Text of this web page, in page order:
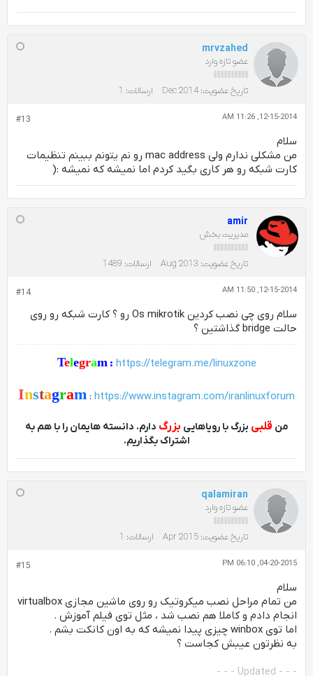
mrvzahed
عضو تازه وارد
تاریخ عضویت: Dec 2014 ارسالات: 1
#13 12-15-2014, 11:26 AM
سلام
من مشکلی ندارم ولی mac address رو نم یتونم ببینم تنظیمات
کارت شبکه رو هر کاری بگید کردم اما نمیشه که نمیشه :(
amir
مدیریت بخش
تاریخ عضویت: Aug 2013 ارسالات: 1489
#14 12-15-2014, 11:50 AM
سلام روی چی نصب کردین Os mikrotik رو ؟ کارت شبکه رو روی
حالت bridge گذاشتین ؟
Telegram: https://telegram.me/linuxzone
Instagram : https://www.instagram.com/iranlinuxforum
من قلبی بزرگ با رویاهایی بزرگ دارم. دانسته هایمان را با هم به
اشتراک بگذاریم.
qalamiran
عضو تازه وارد
تاریخ عضویت: Apr 2015 ارسالات: 1
#15 04-20-2015, 06:10 PM
سلام
من تمام مراحل نصب میکروتیک رو روی ماشین مجازی virtualbox
انجام دادم و کاملا هم نصب شد ، مثل توی فیلم آموزش .
اما توی winbox چیزی پیدا نمیشه که به اون کانکت بشم .
به نظرتون عیبش کجاست ؟
- - - Updated - - -